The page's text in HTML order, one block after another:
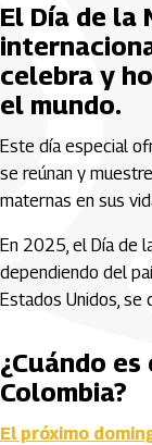
El Día de la
celebra y
el mundo.
Este día especial
se reúnan y
maternas en sus
En 2025, el Día de
dependiendo del
Estados Unidos,
¿Cuándo
Colombia?
El próximo